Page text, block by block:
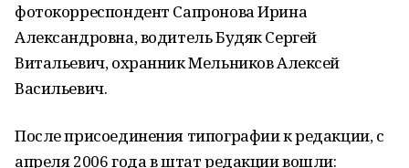
фотокорреспондент Сапронова Ирина
Александровна, водитель Будяк Сергей
Витальевич, охранник Мельников Алексей
Васильевич.
После присоединения типографии к редакции, с
апреля 2006 года в штат редакции вошли: